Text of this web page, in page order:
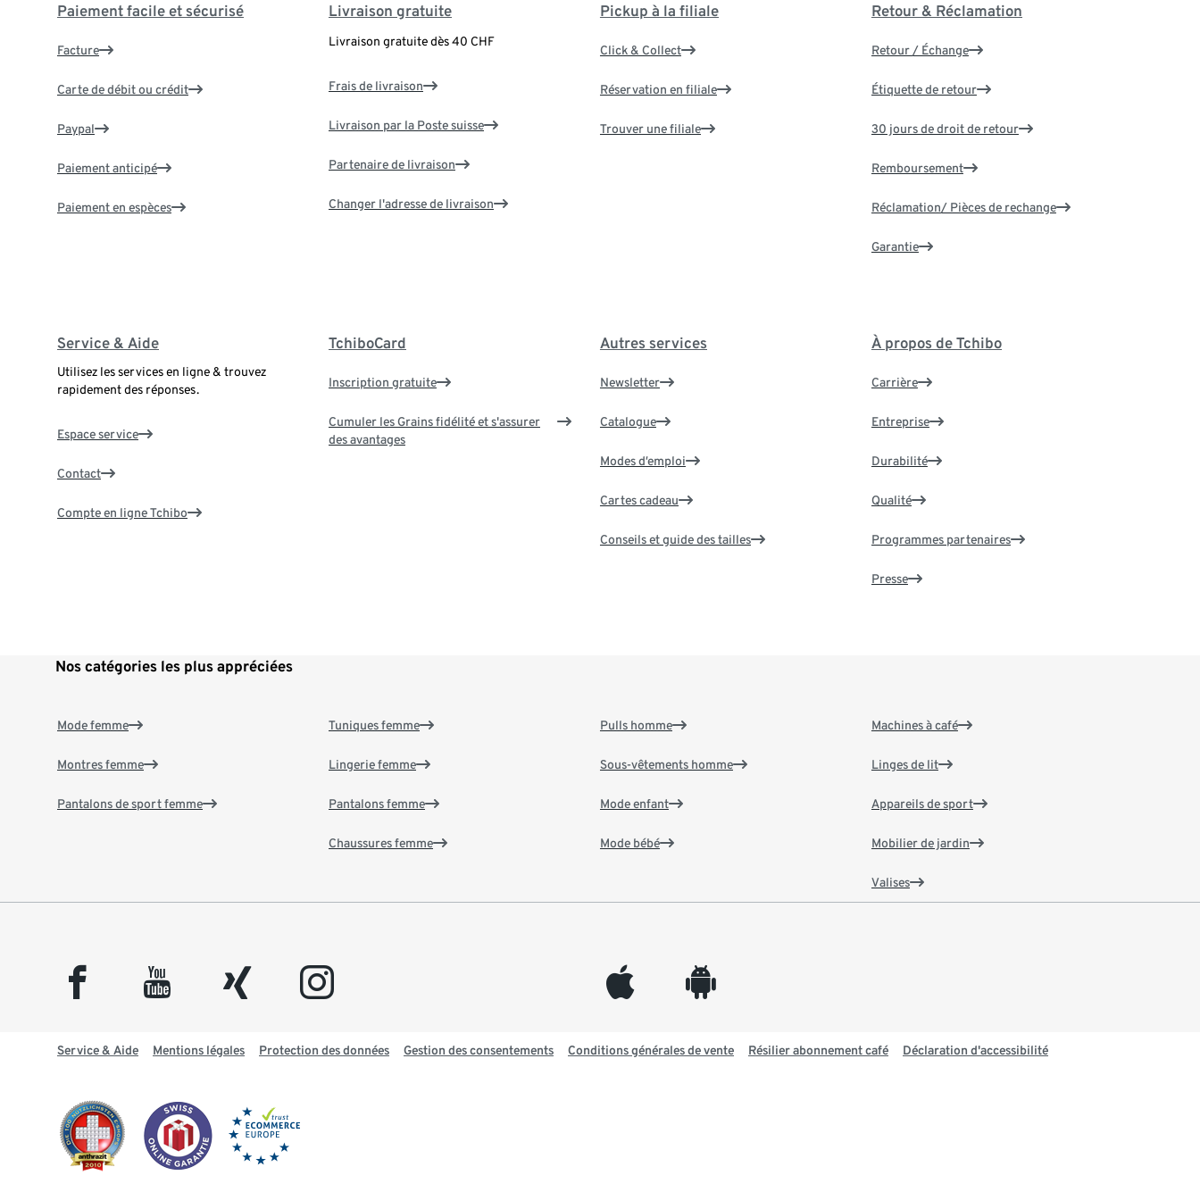
Paiement facile et sécurisé
Facture
Carte de débit ou crédit
Paypal
Paiement anticipé
Paiement en espèces
Livraison gratuite
Livraison gratuite dès 40 CHF
Frais de livraison
Livraison par la Poste suisse
Partenaire de livraison
Changer l'adresse de livraison
Pickup à la filiale
Click & Collect
Réservation en filiale
Trouver une filiale
Retour & Réclamation
Retour / Échange
Étiquette de retour
30 jours de droit de retour
Remboursement
Réclamation/ Pièces de rechange
Garantie
Service & Aide
Utilisez les services en ligne & trouvez
rapidement des réponses.
Espace service
Contact
Compte en ligne Tchibo
TchiboCard
Inscription gratuite
Cumuler les Grains fidélité et s'assurer
des avantages
Autres services
Newsletter
Catalogue
Modes d’emploi
Cartes cadeau
Conseils et guide des tailles
À propos de Tchibo
Carrière
Entreprise
Durabilité
Qualité
Programmes partenaires
Presse
Nos catégories les plus appréciées
Mode femme
Montres femme
Pantalons de sport femme
Tuniques femme
Lingerie femme
Pantalons femme
Chaussures femme
Pulls homme
Sous-vêtements homme
Mode enfant
Mode bébé
Machines à café
Linges de lit
Appareils de sport
Mobilier de jardin
Valises
facebook youtube xing instagram appleinc android
Service & Aide Mentions légales Protection des données Gestion des consentements Conditions générales de vente Résilier abonnement café Déclaration d'accessibilité